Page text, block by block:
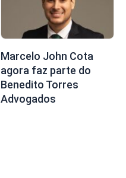
Marcelo John Cota
agora faz parte do
Benedito Torres
Advogados